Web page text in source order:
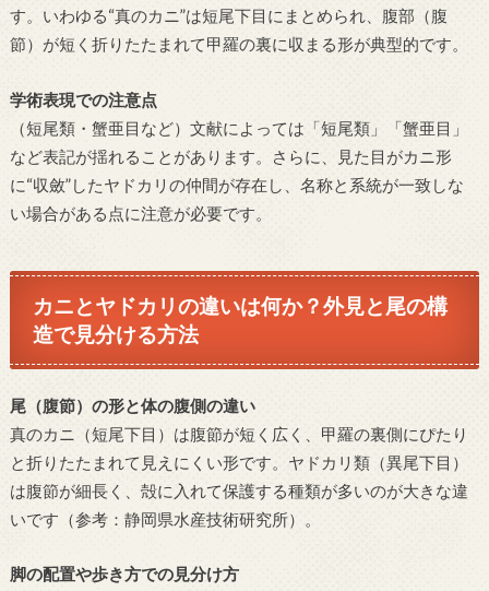
す。いわゆる“真のカニ”は短尾下目にまとめられ、腹部（腹
節）が短く折りたたまれて甲羅の裏に収まる形が典型的です。
学術表現での注意点
（短尾類・蟹亜目など）文献によっては「短尾類」「蟹亜目」
など表記が揺れることがあります。さらに、見た目がカニ形
に“収斂”したヤドカリの仲間が存在し、名称と系統が一致しな
い場合がある点に注意が必要です。
カニとヤドカリの違いは何か？外見と尾の構
造で見分ける方法
尾（腹節）の形と体の腹側の違い
真のカニ（短尾下目）は腹節が短く広く、甲羅の裏側にぴたり
と折りたたまれて見えにくい形です。ヤドカリ類（異尾下目）
は腹節が細長く、殻に入れて保護する種類が多いのが大きな違
いです（参考：静岡県水産技術研究所）。
脚の配置や歩き方での見分け方